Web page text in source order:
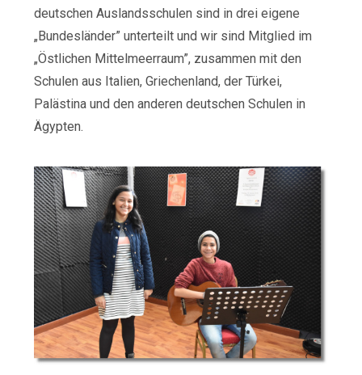
deutschen Auslandsschulen sind in drei eigene
„Bundesländer” unterteilt und wir sind Mitglied im
„Östlichen Mittelmeerraum”, zusammen mit den
Schulen aus Italien, Griechenland, der Türkei,
Palästina und den anderen deutschen Schulen in
Ägypten.